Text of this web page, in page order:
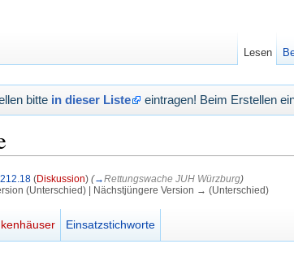
bitte in dieser Liste eintragen! Beim Erstellen
(Diskussion) (→Rettungswache JUH Würzburg)
(Unterschied) | Nächstjüngere Version → (Unterschied)
Einsatzstichworte
Lesen